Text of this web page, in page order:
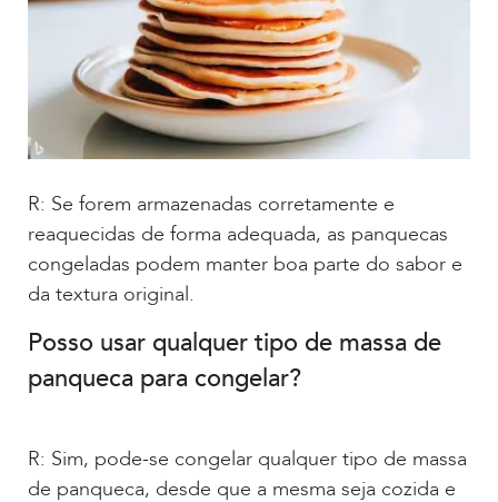
R: Se forem armazenadas corretamente e
reaquecidas de forma adequada, as panquecas
congeladas podem manter boa parte do sabor e
da textura original.
Posso usar qualquer tipo de massa de
panqueca para congelar?
R: Sim, pode-se congelar qualquer tipo de massa
de panqueca, desde que a mesma seja cozida e